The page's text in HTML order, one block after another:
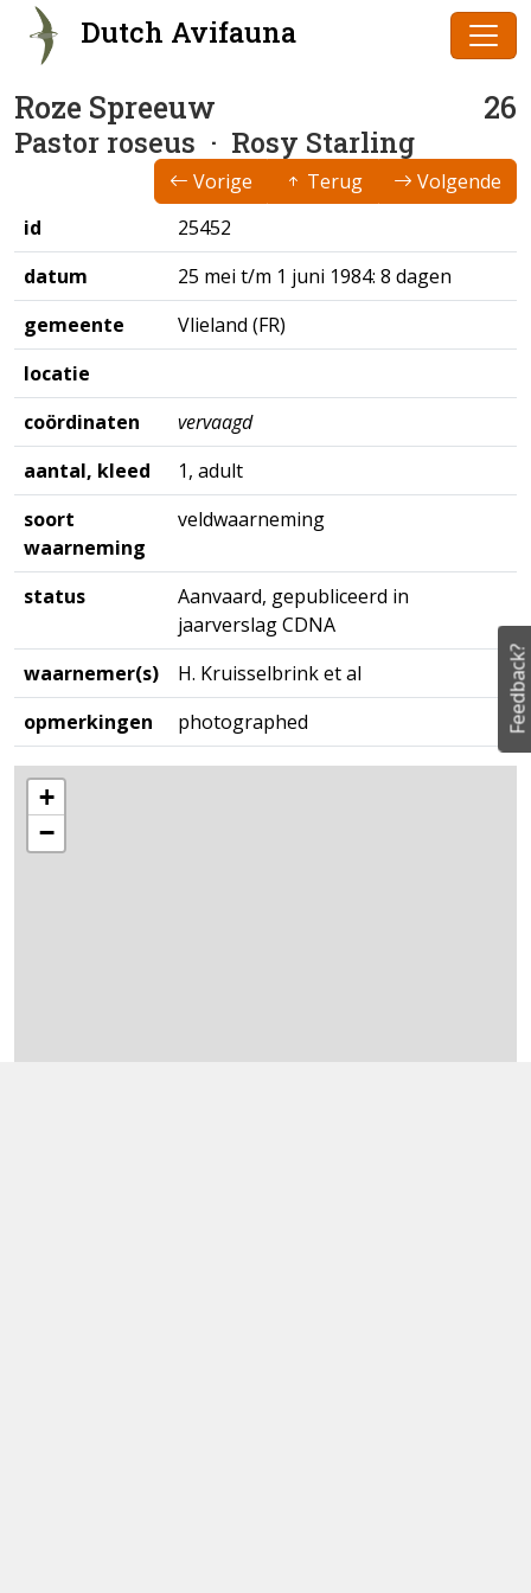
Dutch Avifauna
Roze Spreeuw 26
Pastor roseus · Rosy Starling
Vorige Terug
Volgende
id
25452
datum
25 mei t/m 1 juni 1984: 8 dagen
gemeente
Vlieland (FR)
locatie
coördinaten
vervaagd
aantal, kleed
1, adult
soort
waarneming
veldwaarneming
status
Aanvaard, gepubliceerd in
jaarverslag CDNA
waarnemer(s)
H. Kruisselbrink et al
opmerkingen
photographed
+
−
Feedback?